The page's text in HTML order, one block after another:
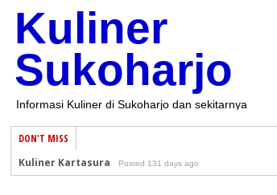
Kuliner
Sukoharjo
Informasi Kuliner di Sukoharjo dan sekitarnya
DON'T MISS
Kuliner Kartasura
Posted 131 days ago